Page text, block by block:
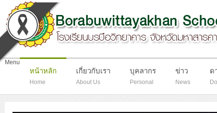
Menu
หน้าหลัก
Home
เกี่ยวกับเรา
About Us
บุคลากร
Personal
ข่าว
News
ด